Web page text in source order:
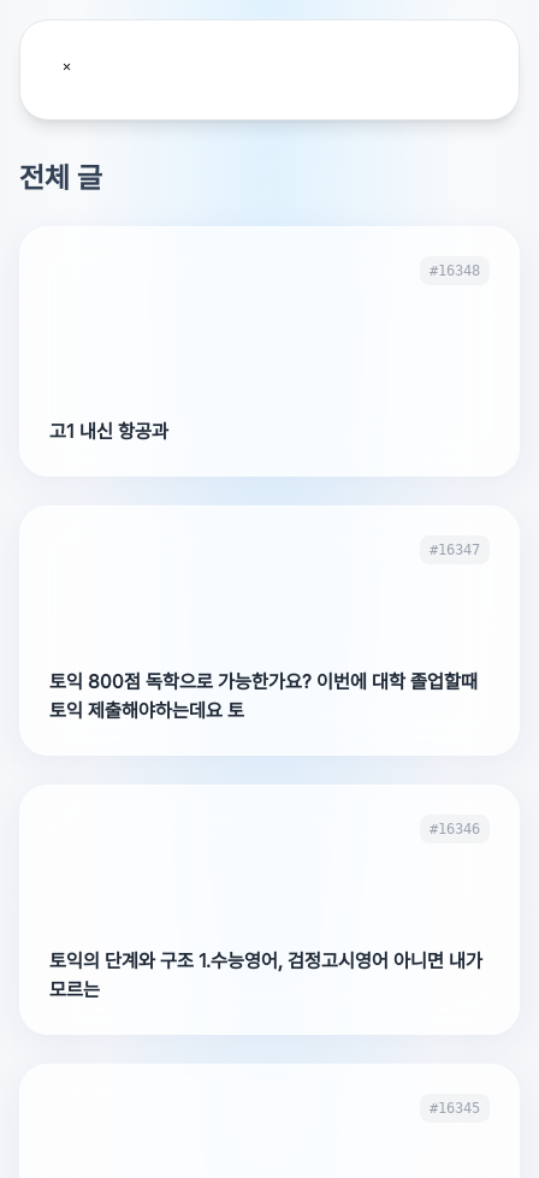
전체 글
#16348
고1 내신 항공과
#16347
토익 800점 독학으로 가능한가요? 이번에 대학 졸업할때
토익 제출해야하는데요 토
#16346
토익의 단계와 구조 1.수능영어, 검정고시영어 아니면 내가
모르는
#16345